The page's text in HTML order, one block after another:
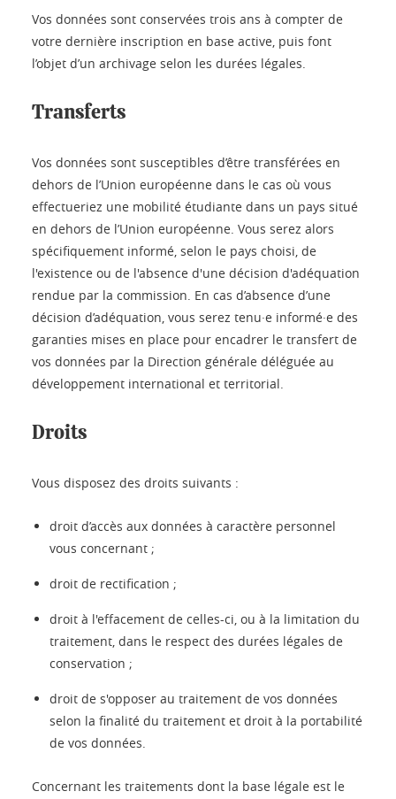
Vos données sont conservées trois ans à compter de
votre dernière inscription en base active, puis font
l’objet d’un archivage selon les durées légales.
Transferts
Vos données sont susceptibles d’être transférées en
dehors de l’Union européenne dans le cas où vous
effectueriez une mobilité étudiante dans un pays situé
en dehors de l’Union européenne. Vous serez alors
spécifiquement informé, selon le pays choisi, de
l'existence ou de l'absence d'une décision d'adéquation
rendue par la commission. En cas d’absence d’une
décision d’adéquation, vous serez tenu·e informé·e des
garanties mises en place pour encadrer le transfert de
vos données par la Direction générale déléguée au
développement international et territorial.
Droits
Vous disposez des droits suivants :
droit d’accès aux données à caractère personnel
vous concernant ;
droit de rectification ;
droit à l'effacement de celles-ci, ou à la limitation du
traitement, dans le respect des durées légales de
conservation ;
droit de s'opposer au traitement de vos données
selon la finalité du traitement et droit à la portabilité
de vos données.
Concernant les traitements dont la base légale est le